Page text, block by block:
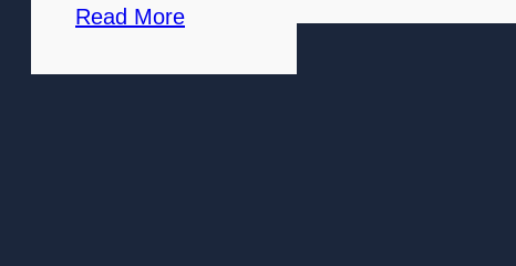
Read More